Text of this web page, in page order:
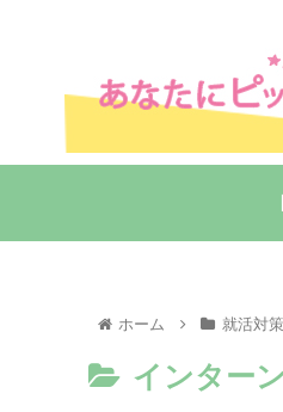
ホーム 就活対
インター